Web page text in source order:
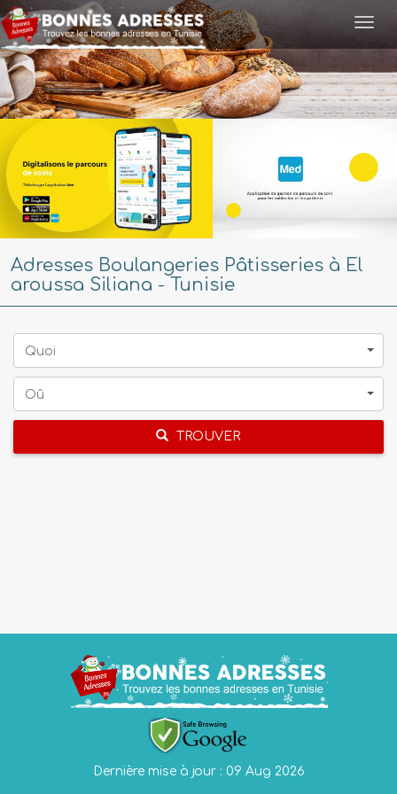
Adresses Boulangeries Pâtisseries à El
aroussa Siliana - Tunisie
Quoi
Oû
TROUVER
Dernière mise à jour : 09 Aug 2026